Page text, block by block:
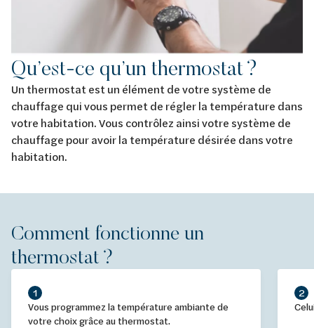
Qu’est-ce qu’un thermostat ?
Un thermostat est un élément de votre système de
chauffage qui vous permet de régler la température dans
votre habitation. Vous contrôlez ainsi votre système de
chauffage pour avoir la température désirée dans votre
habitation.
Comment fonctionne un
thermostat ?
1
Vous programmez la température ambiante de
votre choix grâce au thermostat.
2